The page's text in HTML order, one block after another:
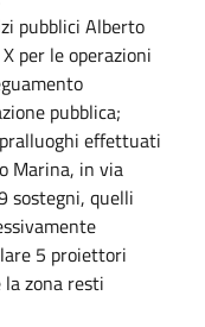
pubblici Alberto
per le operazioni
pubblica;
effettuati
Marina, in via
sostegni, quelli
5 proiettori
zona resti